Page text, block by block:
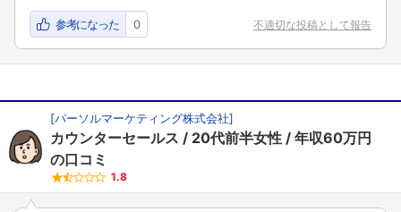
参考になった 0 不適切な投稿として報告
[パーソルマーケティング株式会社]
カウンターセールス 20代前半女性
年収60万円
の口コミ
1.8